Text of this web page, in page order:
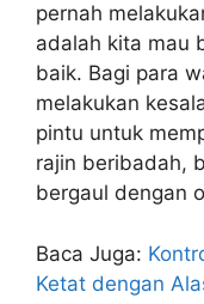
pernah
adalah kita mau
baik. Bagi para
melakukan
pintu untuk
rajin beribadah,
bergaul dengan
Baca Juga:
Ketat dengan